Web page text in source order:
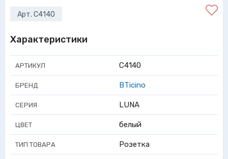
Арт. C4140
Характеристики
АРТИКУЛ C4140
БРЕНД BTicino
СЕРИЯ LUNA
ЦВЕТ белый
ТИП ТОВАРА Розетка